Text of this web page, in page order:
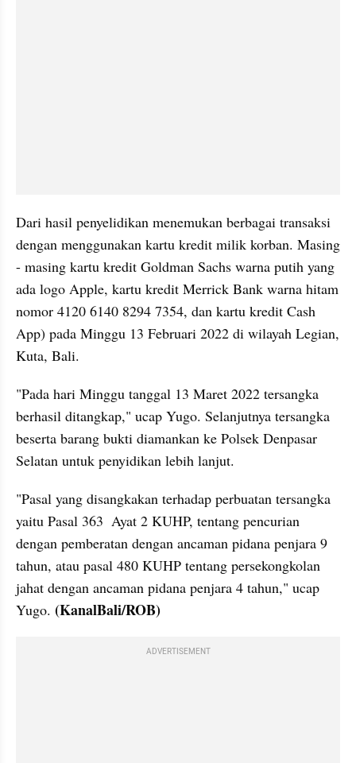
Dari hasil penyelidikan menemukan berbagai transaksi
dengan menggunakan kartu kredit milik korban. Masing
- masing kartu kredit Goldman Sachs warna putih yang
ada logo Apple, kartu kredit Merrick Bank warna hitam
nomor 4120 6140 8294 7354, dan kartu kredit Cash
App) pada Minggu 13 Februari 2022 di wilayah Legian,
Kuta, Bali.
"Pada hari Minggu tanggal 13 Maret 2022 tersangka
berhasil ditangkap," ucap Yugo. Selanjutnya tersangka
beserta barang bukti diamankan ke Polsek Denpasar
Selatan untuk penyidikan lebih lanjut.
"Pasal yang disangkakan terhadap perbuatan tersangka
yaitu Pasal 363  Ayat 2 KUHP, tentang pencurian
dengan pemberatan dengan ancaman pidana penjara 9
tahun, atau pasal 480 KUHP tentang persekongkolan
jahat dengan ancaman pidana penjara 4 tahun," ucap
Yugo. (KanalBali/ROB)
ADVERTISEMENT